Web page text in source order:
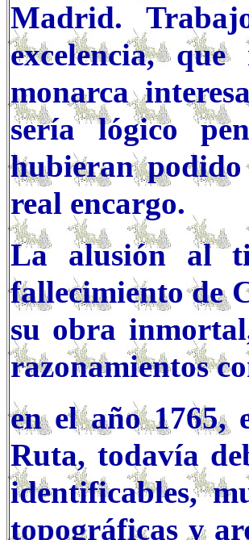
Madrid.
excelencia,
monarca
sería lógico
hubieran
real encargo.
La alusión al
fallecimiento de
su obra
razonamientos
en el año 1765,
Ruta, todavía
identificables,
topográficas y